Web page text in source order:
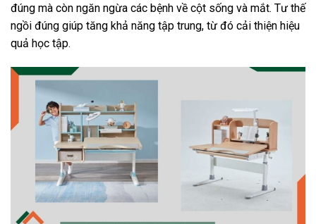
đúng mà còn ngăn ngừa các bệnh về cột sống và mắt. Tư thế
ngồi đúng giúp tăng khả năng tập trung, từ đó cải thiện hiệu
quả học tập.